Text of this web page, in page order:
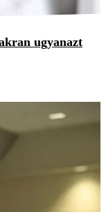
ugyanazt